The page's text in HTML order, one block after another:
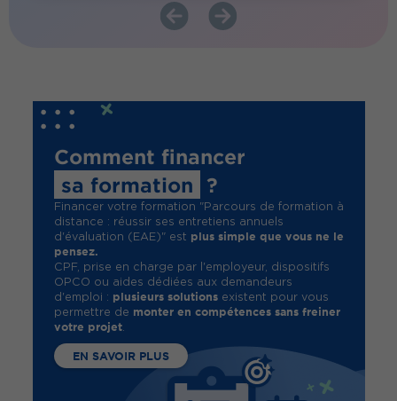
Comment financer
sa formation
?
Financer votre formation "Parcours de formation à
distance : réussir ses entretiens annuels
d'évaluation (EAE)" est plus simple que vous ne le
pensez.
CPF, prise en charge par l'employeur, dispositifs
OPCO ou aides dédiées aux demandeurs
d'emploi : plusieurs solutionsexistent pour vous
permettre de monter en compétences sans freiner
votre projet.
EN SAVOIR PLUS